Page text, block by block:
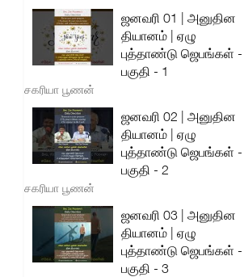
ஜனவரி 01 | அனுதின
தியானம் | ஏழு
புத்தாண்டு ஜெபங்கள் -
பகுதி - 1
சகரியா பூணன்
ஜனவரி 02 | அனுதின
தியானம் | ஏழு
புத்தாண்டு ஜெபங்கள் -
பகுதி - 2
சகரியா பூணன்
ஜனவரி 03 | அனுதின
தியானம் | ஏழு
புத்தாண்டு ஜெபங்கள் -
பகுதி - 3